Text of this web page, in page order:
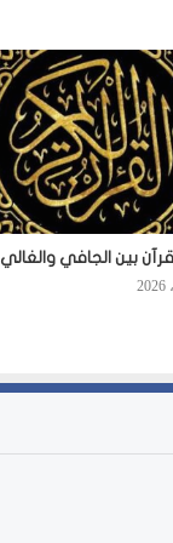
بين الجافي والغالي